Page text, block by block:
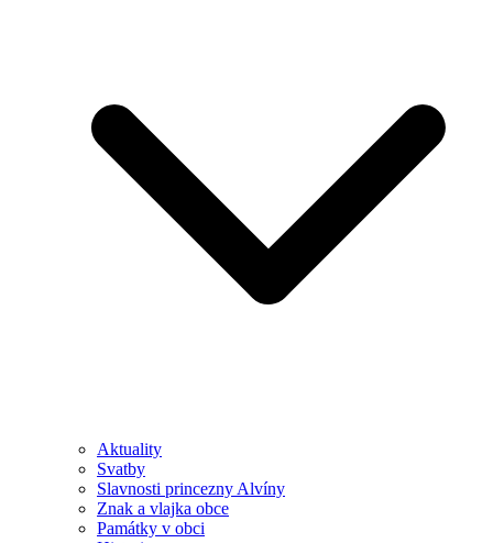
Aktuality
Svatby
Slavnosti princezny Alvíny
Znak a vlajka obce
Památky v obci